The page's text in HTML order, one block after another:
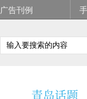
广告刊例
青岛话题